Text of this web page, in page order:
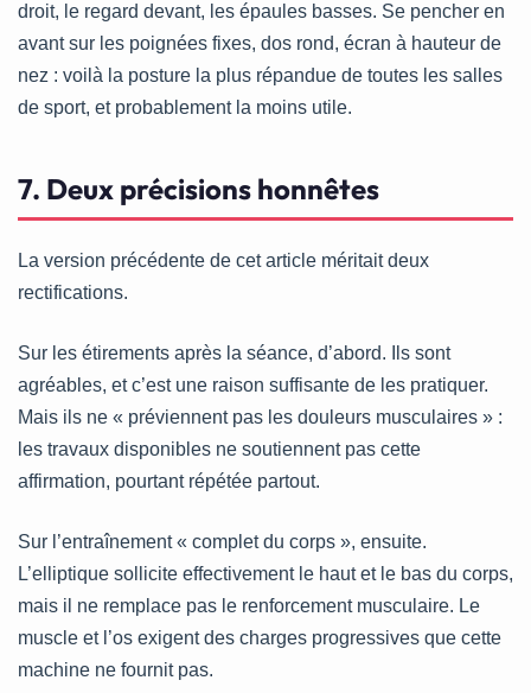
droit, le regard devant, les épaules basses. Se pencher en
avant sur les poignées fixes, dos rond, écran à hauteur de
nez : voilà la posture la plus répandue de toutes les salles
de sport, et probablement la moins utile.
7. Deux précisions honnêtes
La version précédente de cet article méritait deux
rectifications.
Sur les étirements après la séance, d’abord. Ils sont
agréables, et c’est une raison suffisante de les pratiquer.
Mais ils ne « préviennent pas les douleurs musculaires » :
les travaux disponibles ne soutiennent pas cette
affirmation, pourtant répétée partout.
Sur l’entraînement « complet du corps », ensuite.
L’elliptique sollicite effectivement le haut et le bas du corps,
mais il ne remplace pas le renforcement musculaire. Le
muscle et l’os exigent des charges progressives que cette
machine ne fournit pas.